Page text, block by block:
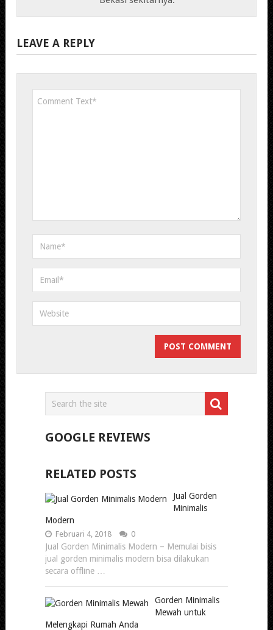
LEAVE A REPLY
GOOGLE REVIEWS
RELATED POSTS
Jual Gorden
Minimalis
Modern
Februari 4, 2018 0
Jual Gorden Minimalis Modern – Memulai bisis
jual gorden minimalis modern bisa dilakukan
secara offline …
Gorden Minimalis
Mewah untuk
Melengkapi Rumah Anda